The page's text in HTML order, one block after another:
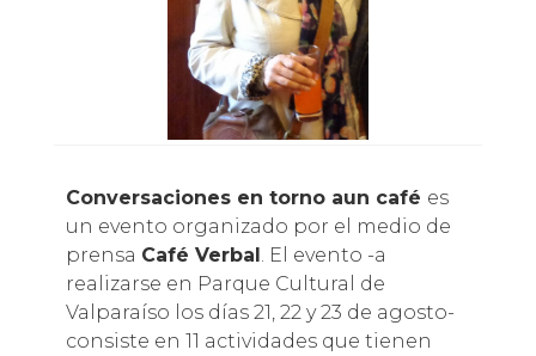
Conversaciones en torno aun café es
un evento organizado por el medio de
prensa Café Verbal. El evento -a
realizarse en Parque Cultural de
Valparaíso los días 21, 22 y 23 de agosto-
consiste en 11 actividades que tienen